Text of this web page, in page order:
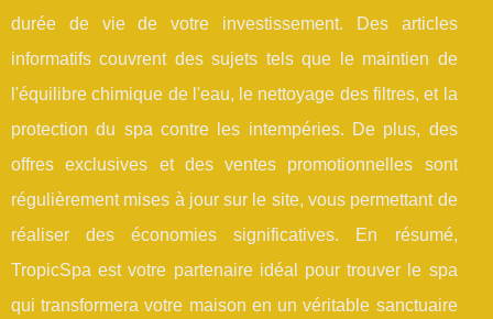
durée de vie de votre investissement. Des articles
informatifs couvrent des sujets tels que le maintien de
l'équilibre chimique de l'eau, le nettoyage des filtres, et la
protection du spa contre les intempéries. De plus, des
offres exclusives et des ventes promotionnelles sont
régulièrement mises à jour sur le site, vous permettant de
réaliser des économies significatives. En résumé,
TropicSpa est votre partenaire idéal pour trouver le spa
qui transformera votre maison en un véritable sanctuaire